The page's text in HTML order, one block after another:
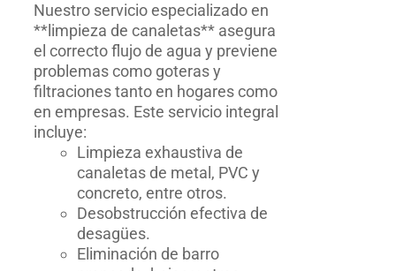
Nuestro servicio especializado en
**limpieza de canaletas** asegura
el correcto flujo de agua y previene
problemas como goteras y
filtraciones tanto en hogares como
en empresas. Este servicio integral
incluye:
Limpieza exhaustiva de
canaletas de metal, PVC y
concreto, entre otros.
Desobstrucción efectiva de
desagües.
Eliminación de barro